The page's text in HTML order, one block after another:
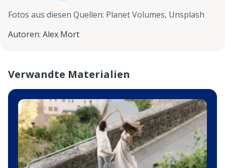
Fotos aus diesen Quellen: Planet Volumes, Unsplash
Autoren: Alex Mort
Verwandte Materialien